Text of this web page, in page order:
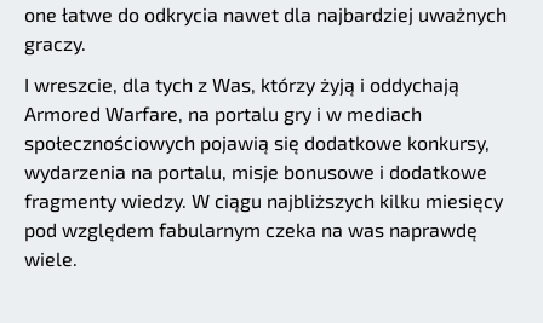
one łatwe do odkrycia nawet dla najbardziej uważnych
graczy.
I wreszcie, dla tych z Was, którzy żyją i oddychają
Armored Warfare, na portalu gry i w mediach
społecznościowych pojawią się dodatkowe konkursy,
wydarzenia na portalu, misje bonusowe i dodatkowe
fragmenty wiedzy. W ciągu najbliższych kilku miesięcy
pod względem fabularnym czeka na was naprawdę
wiele.